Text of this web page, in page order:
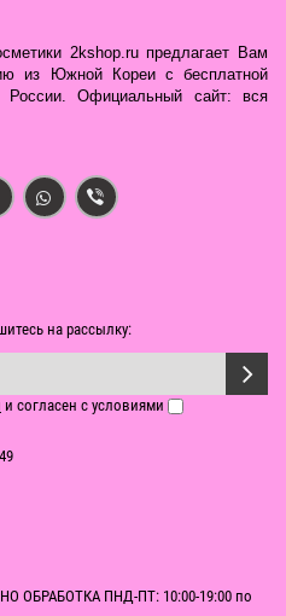
2kshop.ru предлагает Вам
из Южной Кореи с бесплатной
Официальный сайт: вся
на рассылку:
и согласен с условиями
ОБРАБОТКА ПНД-ПТ: 10:00-19:00 по